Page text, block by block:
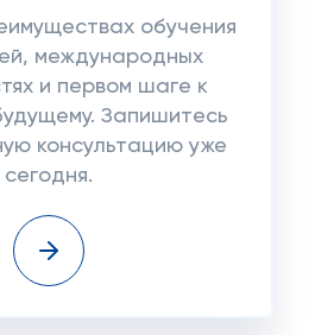
обучения
международных
и первом шаге к
Запишитесь
консультацию уже
сегодня.